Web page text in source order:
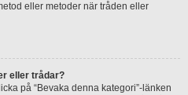
eller metoder när tråden eller
eller trådar?
på “Bevaka denna kategori”-länken